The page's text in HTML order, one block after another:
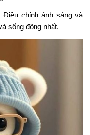
Điều chỉnh ánh sáng và
sống động nhất.